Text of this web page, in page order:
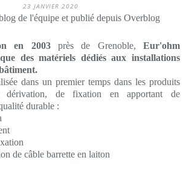
23 JANVIER 2020
de l'équipe et publié depuis Overblog
en 2003près de Grenoble, Eur'ohm
des matériels dédiés aux installations
dans un premier temps dans les produits
dérivation, de fixation en apportant de
durable :
de câble barrette en laiton